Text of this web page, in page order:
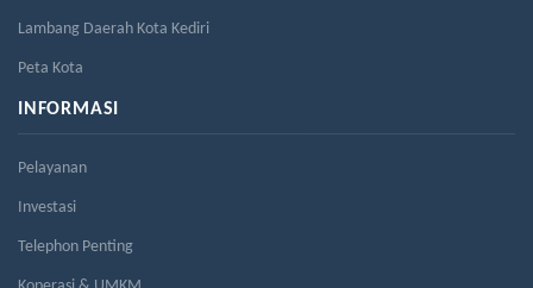
Lambang Daerah Kota Kediri
Peta Kota
INFORMASI
Pelayanan
Investasi
Telephon Penting